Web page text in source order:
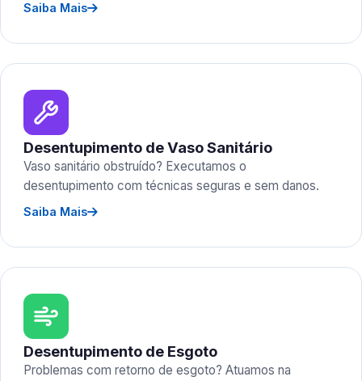
Saiba Mais
Desentupimento de Vaso Sanitário
Vaso sanitário obstruído? Executamos o
desentupimento com técnicas seguras e sem danos.
Saiba Mais
Desentupimento de Esgoto
Problemas com retorno de esgoto? Atuamos na